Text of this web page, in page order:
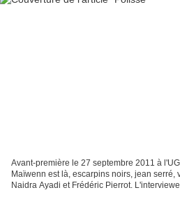
Avant-première le 27 septembre 2011 à
Maïwenn est là, escarpins noirs, jean serré,
Naidra Ayadi et Frédéric Pierrot.